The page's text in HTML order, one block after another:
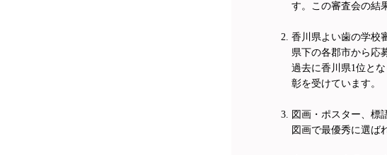
す。この審査会の結
香川県よい歯の学校
県下の各郡市から応
過去に香川県1位と
彰を受けています。
図画・ポスター、標
図画で最優秀に選ば